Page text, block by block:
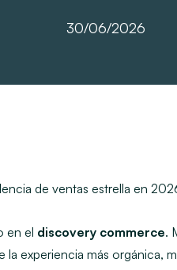
30/06/2026
de ventas estrella en
en el discovery commerce.
la experiencia más orgánica,